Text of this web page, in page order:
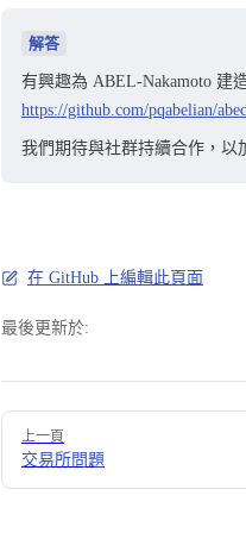
解答
有興趣為 ABEL-Nakamoto 建
https://github.com/pqabelian/
我們期待與社群持續合作，以
在 GitHub 上編輯此頁面
最後更新於:
Pager
上一頁
交易所問題